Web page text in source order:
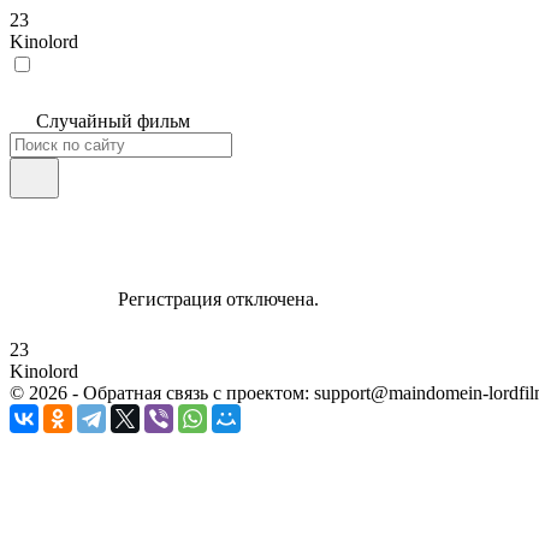
23
Kinolord
Случайный фильм
Регистрация отключена.
23
Kinolord
© 2026 - Обратная связь с проектом: support@maindomein-